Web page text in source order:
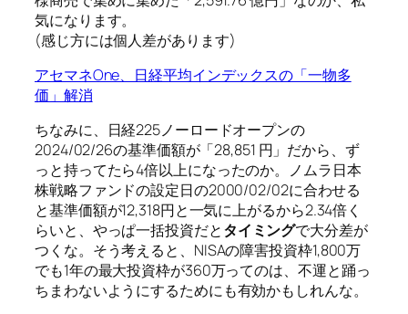
気になります。
(感じ方には個人差があります)
アセマネOne、日経平均インデックスの「一物多
価」解消
ちなみに、日経225ノーロードオープンの
2024/02/26の基準価額が「28,851 円」だから、ず
っと持ってたら4倍以上になったのか。ノムラ日本
株戦略ファンドの設定日の2000/02/02に合わせる
と基準価額が12,318円と一気に上がるから2.34倍く
らいと、やっぱ一括投資だとタイミングで大分差が
つくな。そう考えると、NISAの障害投資枠1,800万
でも1年の最大投資枠が360万ってのは、不運と踊っ
ちまわないようにするためにも有効かもしれんな。